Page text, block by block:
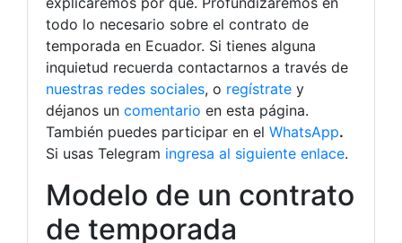
todo lo necesario sobre el contrato de
temporada en Ecuador. Si tienes alguna
inquietud recuerda contactarnos a través de
nuestras redes sociales, o regístrate y
déjanos un comentario en esta página.
También puedes participar en el WhatsApp.
Si usas Telegram ingresa al siguiente enlace.
Modelo de un contrato
de temporada